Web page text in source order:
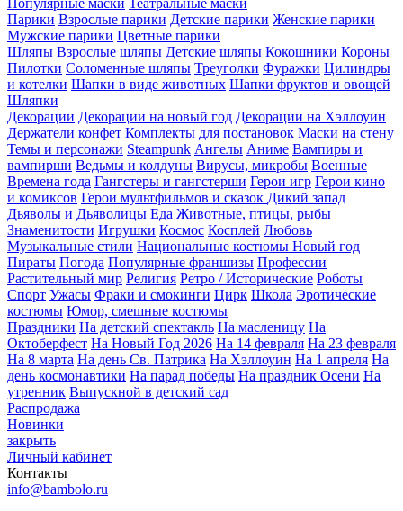
Популярные маски Театральные маски
Парики Взрослые парики Детские парики Женские парики
Мужские парики Цветные парики
Шляпы Взрослые шляпы Детские шляпы Кокошники Короны
Пилотки Соломенные шляпы Треуголки Фуражки Цилиндры
и котелки Шапки в виде животных Шапки фруктов и овощей
Шляпки
Декорации Декорации на новый год Декорации на Хэллоуин
Держатели конфет Комплекты для постановок Маски на стену
Темы и персонажи Steampunk Ангелы Аниме Вампиры и
вампирши Ведьмы и колдуны Вирусы, микробы Военные
Времена года Гангстеры и гангстерши Герои игр Герои кино
и комиксов Герои мультфильмов и сказок Дикий запад
Дьяволы и Дьяволицы Еда Животные, птицы, рыбы
Знаменитости Игрушки Космос Косплей Любовь
Музыкальные стили Национальные костюмы Новый год
Пираты Погода Популярные франшизы Профессии
Растительный мир Религия Ретро / Исторические Роботы
Спорт Ужасы Фраки и смокинги Цирк Школа Эротические
костюмы Юмор, смешные костюмы
Праздники На детский спектакль На масленицу На
Октоберфест На Новый Год 2026 На 14 февраля На 23 февраля
На 8 марта На день Св. Патрика На Хэллоуин На 1 апреля На
день космонавтики На парад победы На праздник Осени На
утренник Выпускной в детский сад
Распродажа
Новинки
закрыть
Личный кабинет
Контакты
info@bambolo.ru